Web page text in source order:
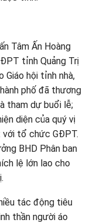
Tâm Ấn Hoàng
tỉnh Quảng Trị
Giáo hội tỉnh nhà,
phố đã thương
tham dự buổi lễ;
diện của quý vị
tổ chức GĐPT.
BHD Phân ban
lệ lớn lao cho
tác động tiêu
thần người áo